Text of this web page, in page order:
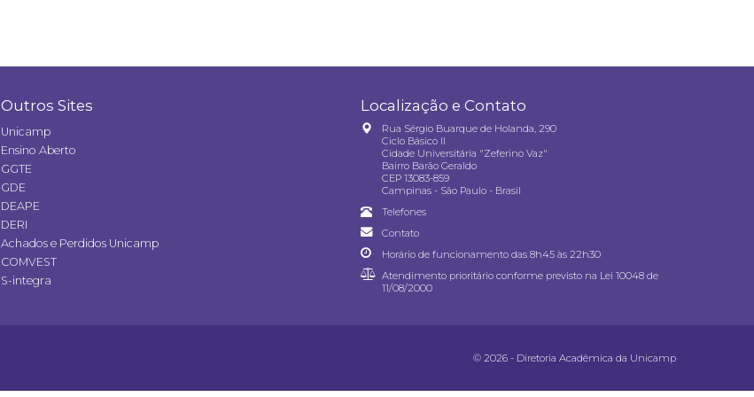
Outros Sites
Unicamp
Ensino Aberto
GGTE
GDE
DEAPE
DERI
Achados e Perdidos Unicamp
COMVEST
S-integra
Localização e Contato
Rua Sérgio Buarque de Holanda, 290
Ciclo Básico II
Cidade Universitária "Zeferino Vaz"
Bairro Barão Geraldo
CEP 13083-859
Campinas - São Paulo - Brasil
Telefones
Contato
Horário de funcionamento das 8h45 às 22h30
Atendimento prioritário conforme previsto na Lei 10048 de
11/08/2000
© 2026 - Diretoria Acadêmica da Unicamp